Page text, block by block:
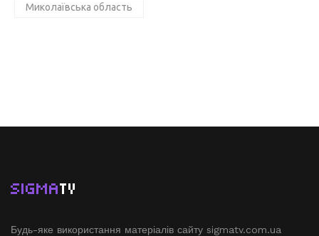
Миколаївська область
SIGMATV
Будь-яке використання матеріалів сайту sigmatv.com.ua